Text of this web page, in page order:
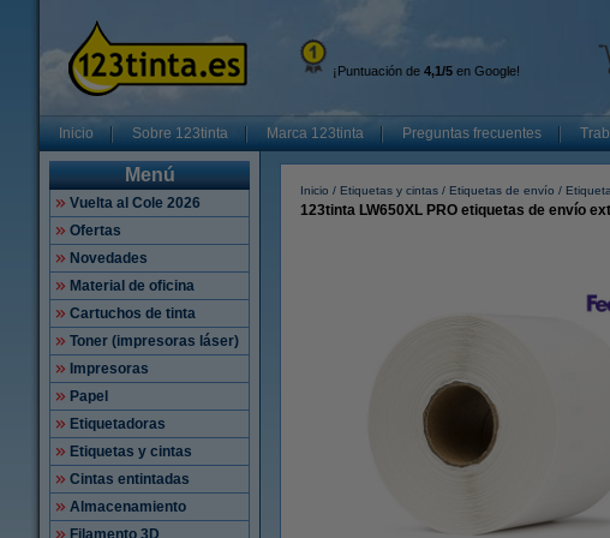
¡Puntuación de 4,1/5 en Google!
Inicio Sobre 123tinta Marca 123tinta Preguntas frecuentes
Menú
Vuelta al Cole 2026
Ofertas
Novedades
Material de oficina
Cartuchos de tinta
Toner (impresoras láser)
Impresoras
Papel
Etiquetadoras
Etiquetas y cintas
Cintas entintadas
Almacenamiento
Filamento 3D
Inicio Etiquetas y cintas Etiquetas de envío
123tinta LW650XL PRO etiquetas de envío